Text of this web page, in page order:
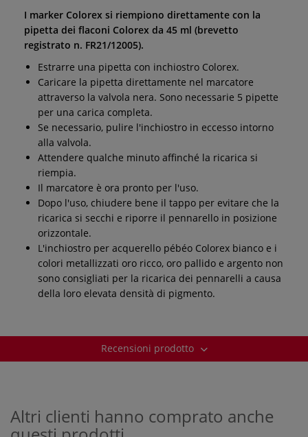
I marker Colorex si riempiono direttamente con la
pipetta dei flaconi Colorex da 45 ml (brevetto
registrato n. FR21/12005).
Estrarre una pipetta con inchiostro Colorex.
Caricare la pipetta direttamente nel marcatore
attraverso la valvola nera. Sono necessarie 5 pipette
per una carica completa.
Se necessario, pulire l'inchiostro in eccesso intorno
alla valvola.
Attendere qualche minuto affinché la ricarica si
riempia.
Il marcatore è ora pronto per l'uso.
Dopo l'uso, chiudere bene il tappo per evitare che la
ricarica si secchi e riporre il pennarello in posizione
orizzontale.
L'inchiostro per acquerello pébéo Colorex bianco e i
colori metallizzati oro ricco, oro pallido e argento non
sono consigliati per la ricarica dei pennarelli a causa
della loro elevata densità di pigmento.
Recensioni prodotto
Altri clienti hanno comprato anche